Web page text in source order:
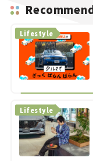
Lifestyle
Lifestyle